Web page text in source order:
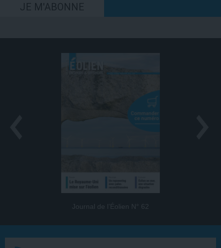
JE M'ABONNE
Journal de l’Éolien N° 62